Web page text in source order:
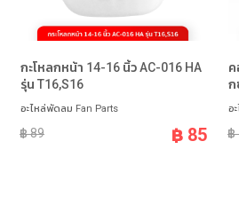
กะโหลกหน้า 14-16 นิ้ว AC-016 HA
รุ่น T16,S16
อะไหล่พัดลม Fan Parts
฿ 89 ฿ 85
ค
ก
อ
฿